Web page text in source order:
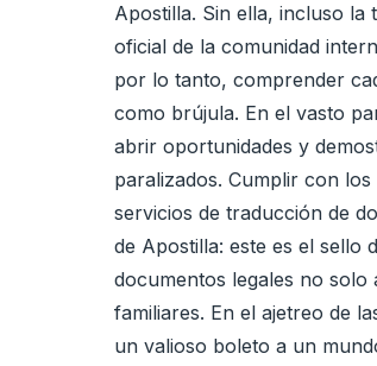
Apostilla. Sin ella, incluso
oficial de la comunidad
por lo tanto, comprender
como brújula. En el vasto
abrir oportunidades y
paralizados. Cumplir con
servicios de traducción de
de Apostilla: este es el sello
documentos legales no
familiares. En el ajetreo de
un valioso boleto a un